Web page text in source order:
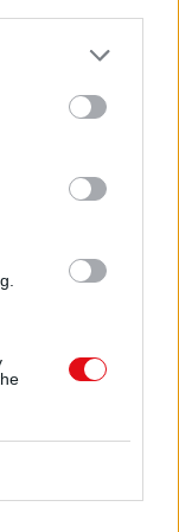
la
son
las
del 80%
en
descarga del